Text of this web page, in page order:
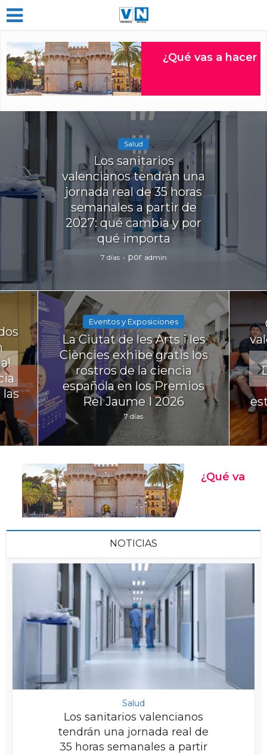
Salud
Los sanitarios
valencianos tendrán una
jornada real de 35 horas
semanales a partir de
2027: qué cambia y por
qué importa
7 días por admin
las
Eventos y Exposiciones
La Ciutat de les Arts i les
Ciències exhibe gratis los
rostros de la ciencia
española en los Premios
Rei Jaume I 2026
7 días
NOTICIAS
Salud
Los sanitarios valencianos
tendrán una jornada real de
35 horas semanales a partir